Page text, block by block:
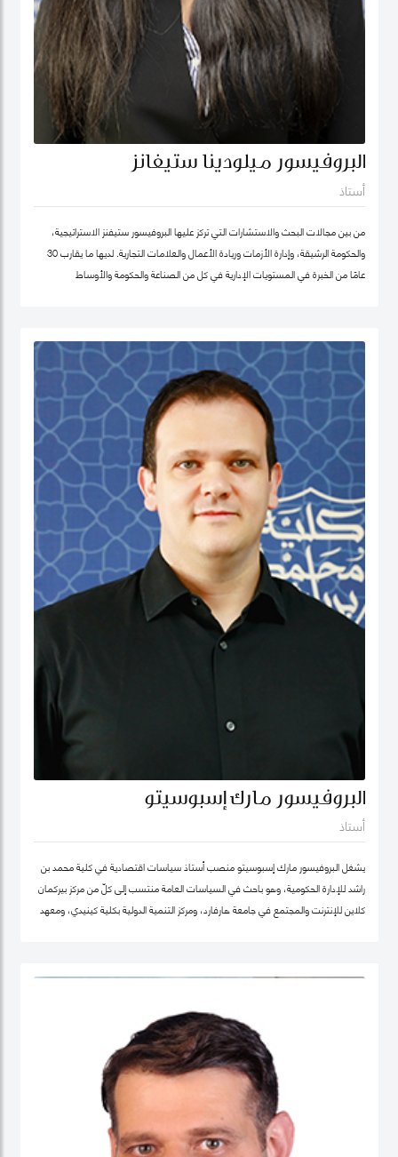
البروفيسور ميلودينا ستيفانز
أستاذ
من بين مجالات البحث والاستشارات التي تركز عليها البروفيسور ستيفنز الاستراتيجية،
والحكومة الرشيقة، وإدارة الأزمات وريادة الأعمال والعلامات التجارية. لديها ما يقارب 30
عامًا من الخبرة في المستويات الإدارية في كل من الصناعة والحكومة والأوساط
أمضت قبل ذلك أكثر من عقد في جامعة ولونغونغ في دبي (الإمارات العربية المتحدة) ،
وهي واحدة من أوائل الجامعات الخاصة في الإمارات العربية المتحدة ، حيث تولت منصب
نائب العميد ومدير برنامج الماجستير في إدارة الأعمال. شاركت بنشاط في لجان الاعتماد
ولجان الاعتماد في كل من الإمارات العربية المتحدة وألمانيا، بالإضافة إلى مهامها في
التواصل مع المؤسسات. عاشت في الولايات المتحدة الأمريكية والهند وتايوان وألمانيا.
البروفيسور ستيفنز عضو في العديد من المجالس الاستشارية، وهي جزء من مجموعتي
عمل حول أخلاقيات الذكاء الاصطناعي في IEEE SA
البروفيسور مارك إسبوسيتو
أستاذ
يشغل البروفيسور مارك إسبوسيتو منصب أستاذ سياسات اقتصادية في كلية محمد بن
راشد للإدارة الحكومية، وهو باحث في السياسات العامة منتسب إلى كلّ من مركز بيركمان
كلاين للإنترنت والمجتمع في جامعة هارفارد، ومركز التنمية الدولية بكلية كينيدي، ومعهد
مجال الذكاء الاصطناعي، بما في ذلك Nexus FrontierTech، ومؤسسة AI Native ،